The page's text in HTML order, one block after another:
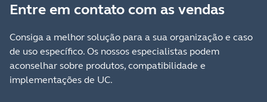
Entre em contato com as vendas
Consiga a melhor solução para a sua organização e caso
de uso específico. Os nossos especialistas podem
aconselhar sobre produtos, compatibilidade e
implementações de UC.